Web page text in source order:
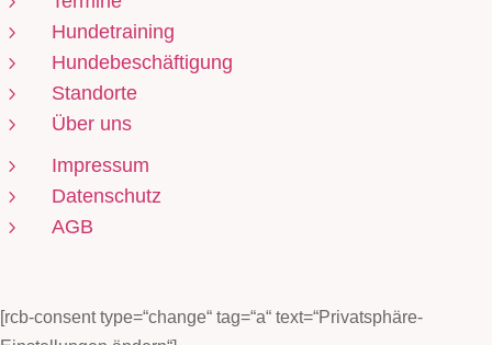
5
Hundetraining
5
Hundebeschäftigung
5
Standorte
5
Über uns
5
Impressum
5
Datenschutz
5
AGB
[rcb-consent type=“change“ tag=“a“ text=“Privatsphäre-